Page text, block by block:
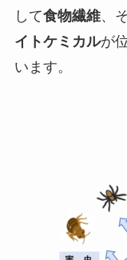
して食物繊維、
イトケミカルが
います。